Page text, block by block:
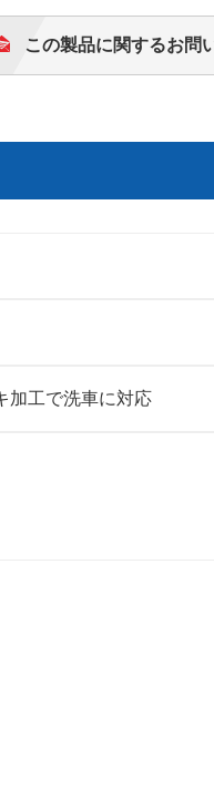
この製品に関するお問
加工で洗車に対応